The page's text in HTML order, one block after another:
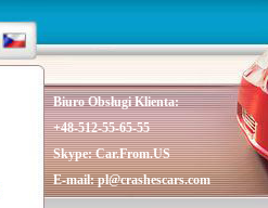
Biuro Obsługi Klienta:
+48-512-55-65-55
Skype:Car.From.US
E-mail:pl@crashescars.com